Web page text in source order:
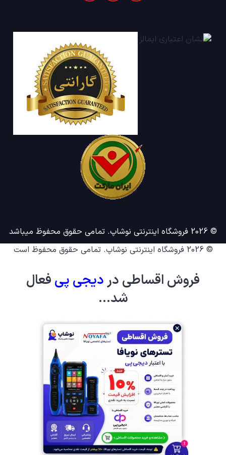
© 2026 فروشگاه اینترنتی نوشاپ. تمامی حقوق محفوظ میباشد
© 2026
فروشگاه اینترنتی نوشاپ. تمامی حقوق محفوظ است
فروش اقساطی دردیجی پی فعال
شد...